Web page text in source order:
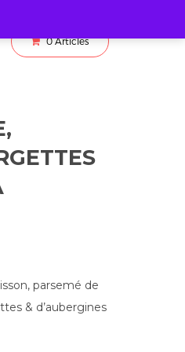
0 Articles
parsemé de
& d’aubergines